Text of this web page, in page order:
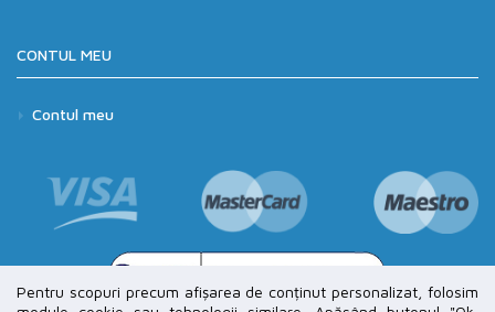
CONTUL MEU
Contul meu
Pentru scopuri precum afișarea de conținut personalizat, folosim